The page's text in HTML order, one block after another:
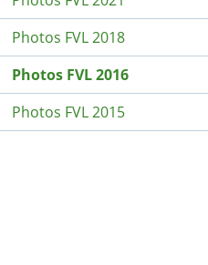
Photos FVL 2018
Photos FVL 2016
Photos FVL 2015